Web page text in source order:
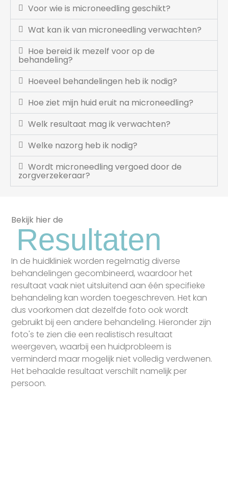
Voor wie is microneedling geschikt?
Wat kan ik van microneedling verwachten?
Hoe bereid ik mezelf voor op de
behandeling?
Hoeveel behandelingen heb ik nodig?
Hoe ziet mijn huid eruit na microneedling?
Welk resultaat mag ik verwachten?
Welke nazorg heb ik nodig?
Wordt microneedling vergoed door de
zorgverzekeraar?
Bekijk hier de
Resultaten
In de huidkliniek worden regelmatig diverse
behandelingen gecombineerd, waardoor het
resultaat vaak niet uitsluitend aan één specifieke
behandeling kan worden toegeschreven. Het kan
dus voorkomen dat dezelfde foto ook wordt
gebruikt bij een andere behandeling. Hieronder zijn
foto's te zien die een realistisch resultaat
weergeven, waarbij een huidprobleem is
verminderd maar mogelijk niet volledig verdwenen.
Het behaalde resultaat verschilt namelijk per
persoon.